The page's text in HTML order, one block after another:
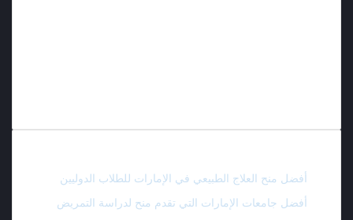
أفضل منح العلاج الطبيعي في الإمارات للطلاب الدوليين
أفضل جامعات الإمارات التي تقدم منح لدراسة التمريض